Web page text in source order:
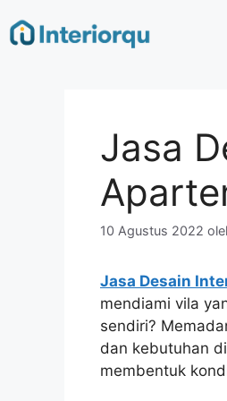
Jasa
10 Agustus 2022
Jasa Desain
mendiami vila
sendiri?
dan kebutuhan
membentuk